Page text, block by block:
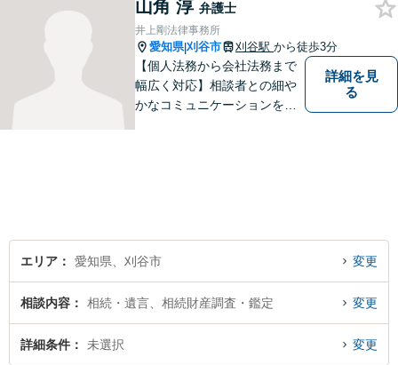
サービスを提供。【駐車場完
備】
山角 淳 弁護士
井上剛法律事務所
愛知県|刈谷市 刈谷駅 から徒歩3分
【個人法務から会社法務まで
幅広く対応】相談者との細や
かなコミュニケーションを大
詳細を見
る
エリア 愛知県、刈谷市 変更
相談内容 相続・遺言、相続財産調査・鑑定 変更
詳細条件 未選択 変更